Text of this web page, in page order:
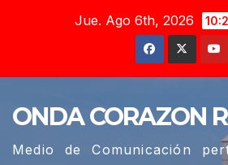
Jue. Ago 6th, 2026
ONDA CORAZON
Medio de Comunicación